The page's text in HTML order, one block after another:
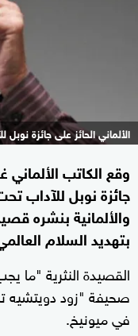
الألماني الحائز على جائزة نوبل للآداب عام
جائزة نوبل للآداب
والألمانية بنشره
بتهديد السلام
صحيفة "زود دويتشيه
في ميونيخ.